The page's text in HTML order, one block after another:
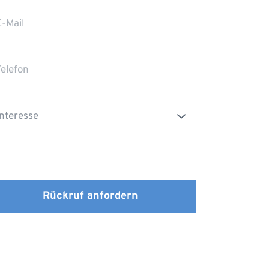
Rückruf anfordern